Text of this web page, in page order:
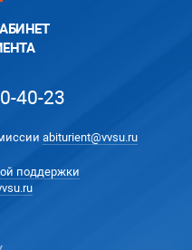
40-23
abiturient@vvsu.ru
поддержки